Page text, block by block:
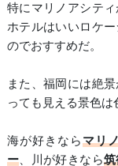
特にマリノアシテ
ホテルはいいロケ
のでおすすめだ。
また、福岡には絶
っても見える景色は
海が好きならマリ
ー、川が好きなら